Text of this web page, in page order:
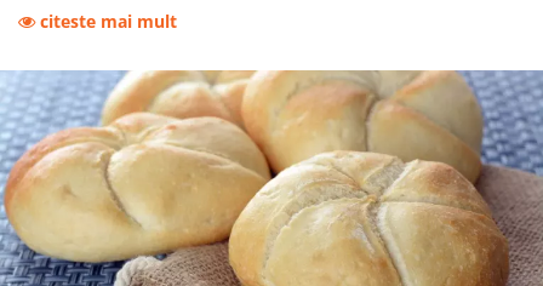
citeste mai mult